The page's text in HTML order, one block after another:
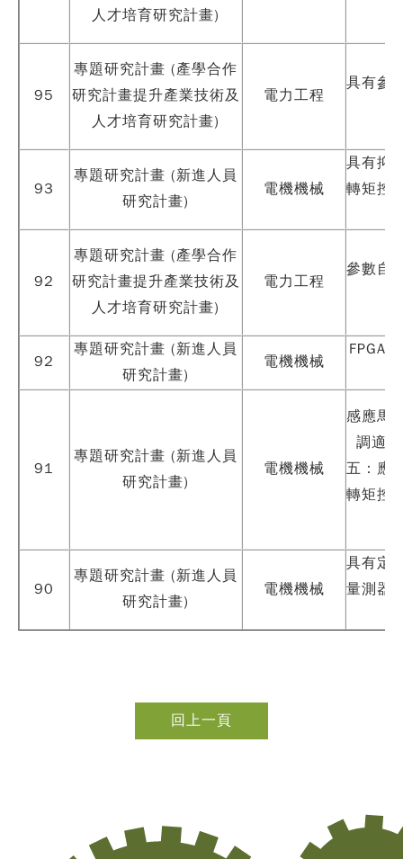
人才培育研究計畫)
95
專題研究計畫 (產學合作
研究計畫提升產業技術及
人才培育研究計畫)
電力工程
具有參
93
專題研究計畫 (新進人員
研究計畫)
電機機械
具有抑
轉矩控
92
專題研究計畫 (產學合作
研究計畫提升產業技術及
人才培育研究計畫)
電力工程
參數自
92
專題研究計畫 (新進人員
研究計畫)
電機機械
FPGA
91
專題研究計畫 (新進人員
研究計畫)
電機機械
感應馬
調適
五：應
轉矩控
90
專題研究計畫 (新進人員
研究計畫)
電機機械
具有定
量測器